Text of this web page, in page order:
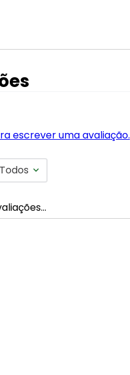
escrever uma avaliação.
Todos